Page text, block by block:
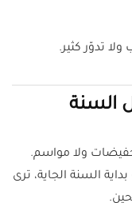
تدوّر كثير.
السنة
ولا مواسم.
السنة الجاية، ترى